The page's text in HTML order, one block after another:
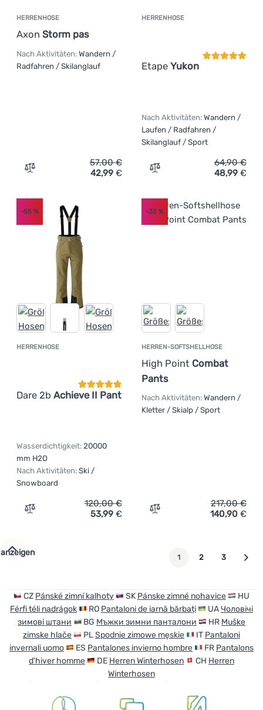
HERRENHOSE
Axon Storm pas
Nach Aktivitäten: Wandern /
Radfahren / Skilanglauf
Zum Vergleich 'Herrenhose Axon Storm pas' hinzufügen
57,00€
42,99 €
HERRENHOSE
Etape Yukon
Nach Aktivitäten: Wandern /
Laufen / Radfahren /
Skilanglauf / Sport
Zum Vergleich
64,90€
48,99 €
HERRENHOSE
Dare 2b Achieve II Pant
Kundenbewertung
-55 %
Wasserdichtigkeit: 20000
mm H2O
Nach Aktivitäten: Ski /
Snowboard
Zum Vergleich 'Herrenhose Dare 2b Achieve II Pant'
120,00€
53,99 €
HERREN-SOFTSHELLHOSE
High Point Combat
Pants
-35%
Nach Aktivitäten: Wandern /
Kletter / Skialp / Sport
Zum Vergleich 'Herren-
217,00€
140,90 €
1 2 3 weiter
CZ Pánské zimní kalhoty SK Pánske zimné nohavice
HU
Férfi téli nadrágok
RO Pantaloni de iarnă bărbați UAЧоловічі
зимові штани
BG Мъжки зимни панталони HR Muške
zimske hlače
PLSpodnie zimowe męskie IT Pantaloni
invernali uomo
ES Pantalones invierno hombre FR Pantalons
d'hiver homme
DE Herren Winterhosen CH Herren
Winterhosen